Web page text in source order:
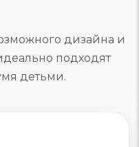
дизайна и
подходят
детьми.